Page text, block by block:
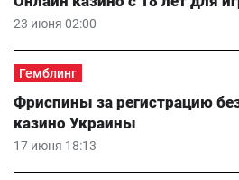
23 июня 02:00
Гемблинг
17 июня 18:13
Фриспины за регистрацию
казино Украины